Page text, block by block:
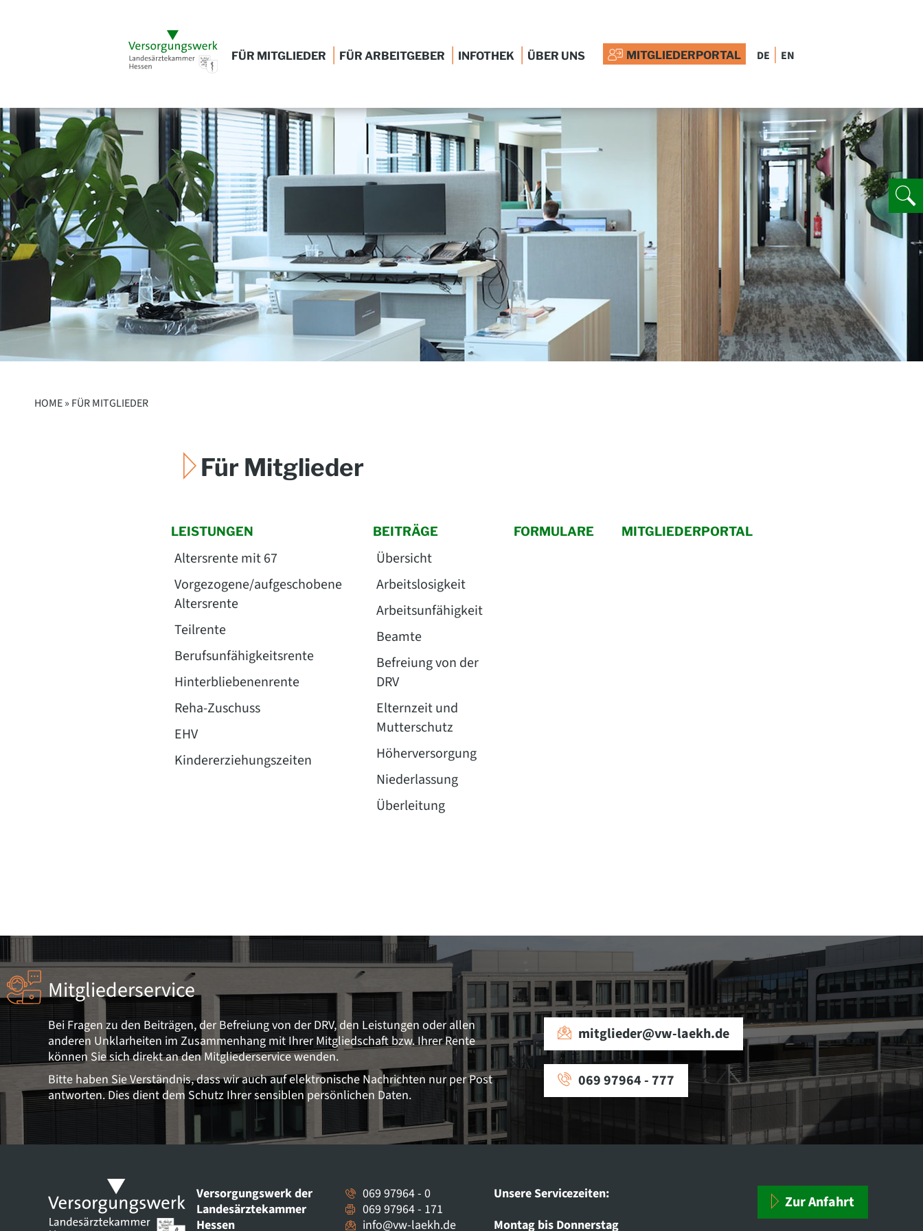
FÜR MITGLIEDER | FÜR ARBEITGEBER | INFOTHEK | ÜBER UNS MITGLIEDERPORTAL DE | EN
HOME » FÜR MITGLIEDER
Für Mitglieder
LEISTUNGEN
Altersrente mit 67
Vorgezogene/aufgeschobene
Altersrente
Teilrente
Berufsunfähigkeitsrente
Hinterbliebenenrente
Reha-Zuschuss
EHV
Kindererziehungszeiten
BEITRÄGE
Übersicht
Arbeitslosigkeit
Arbeitsunfähigkeit
Beamte
Befreiung von der
DRV
Elternzeit und
Mutterschutz
Höherversorgung
Niederlassung
Überleitung
FORMULARE MITGLIEDERPORTAL
Mitgliederservice
Bei Fragen zu den Beiträgen, der Befreiung von der DRV, den Leistungen oder allen
anderen Unklarheiten im Zusammenhang mit Ihrer Mitgliedschaft bzw. Ihrer Rente
können Sie sich direkt an den Mitgliederservice wenden.
Bitte haben Sie Verständnis, dass wir auch auf elektronische Nachrichten nur per Post
antworten. Dies dient dem Schutz Ihrer sensiblen persönlichen Daten.
mitglieder@vw-laekh.de
069 97964 - 777
Versorgungswerk der
Landesärztekammer
Hessen
069 97964 - 0
069 97964 - 171
info@vw-laekh.de
Unsere Servicezeiten:
Montag bis Donnerstag
Zur Anfahrt